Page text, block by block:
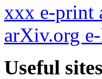
xxx e-print
arXiv.org
Useful